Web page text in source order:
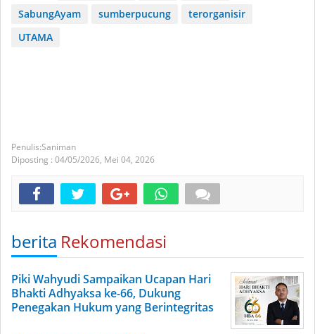
SabungAyam
sumberpucung
terorganisir
UTAMA
Saniman
Diposting : 04/05/2026, Mei 04, 2026
berita Rekomendasi
Piki Wahyudi Sampaikan Ucapan Hari
Bhakti Adhyaksa ke-66, Dukung
Penegakan Hukum yang Berintegritas